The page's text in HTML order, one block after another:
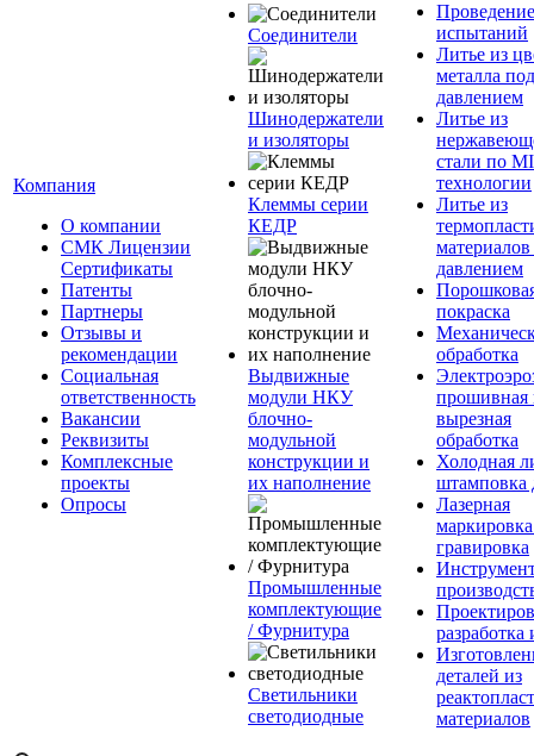
Компания
О компании
СМК Лицензии
Сертификаты
Патенты
Партнеры
Отзывы и
рекомендации
Социальная
ответственность
Вакансии
Реквизиты
Комплексные
проекты
Опросы
Соединители
Шинодержатели
и изоляторы
Клеммы серии
КЕДР
Выдвижные
модули НКУ
блочно-
модульной
конструкции и
их наполнение
Промышленные
комплектующие
/ Фурнитура
Светильники
светодиодные
Проведение
испытаний
Литье из
металла под
давлением
Литье из
стали по
технологии
Литье из
давлением
покраска
обработка
прошивная
вырезная
обработка
Холодная
штамповка
Лазерная
гравировка
разработка
деталей из
материалов